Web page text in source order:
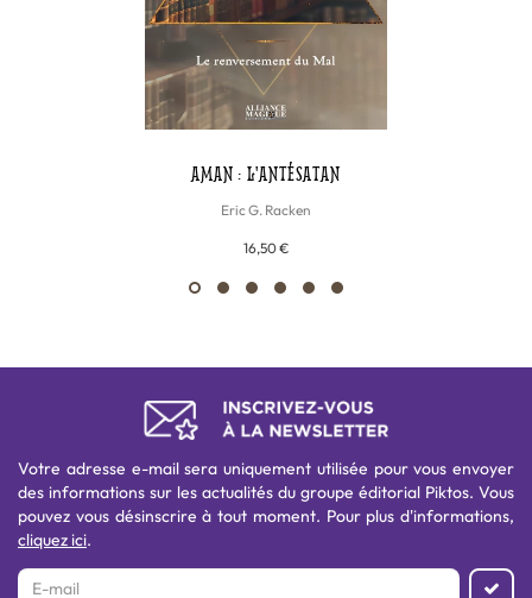
AMAN : L'ANTÉSATAN
Eric G. Racken
16,50 €
Votre adresse e-mail sera uniquement utilisée pour vous envoyer
des informations sur les actualités du groupe éditorial Piktos. Vous
pouvez vous désinscrire à tout moment. Pour plus d'informations,
cliquez ici.